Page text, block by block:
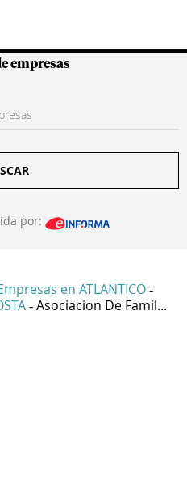
empresas
por:
en ATLANTICO -
- Asociacion De Famil...